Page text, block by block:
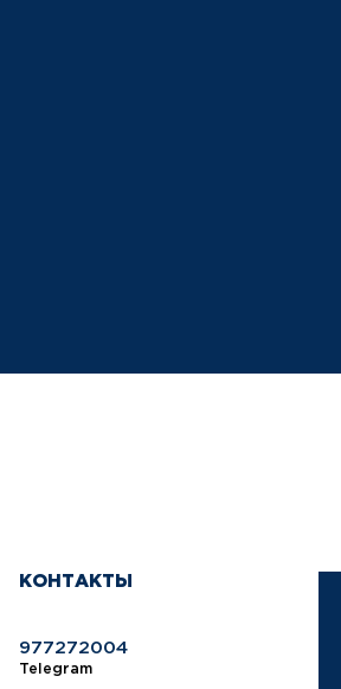
КОНТАКТЫ
977272004
Telegram